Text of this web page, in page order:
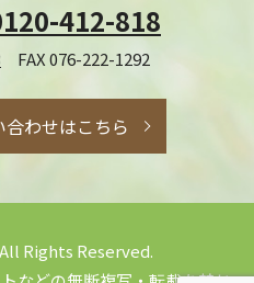
412-818
FAX 076-222-1292
わせはこちら
Rights Reserved.